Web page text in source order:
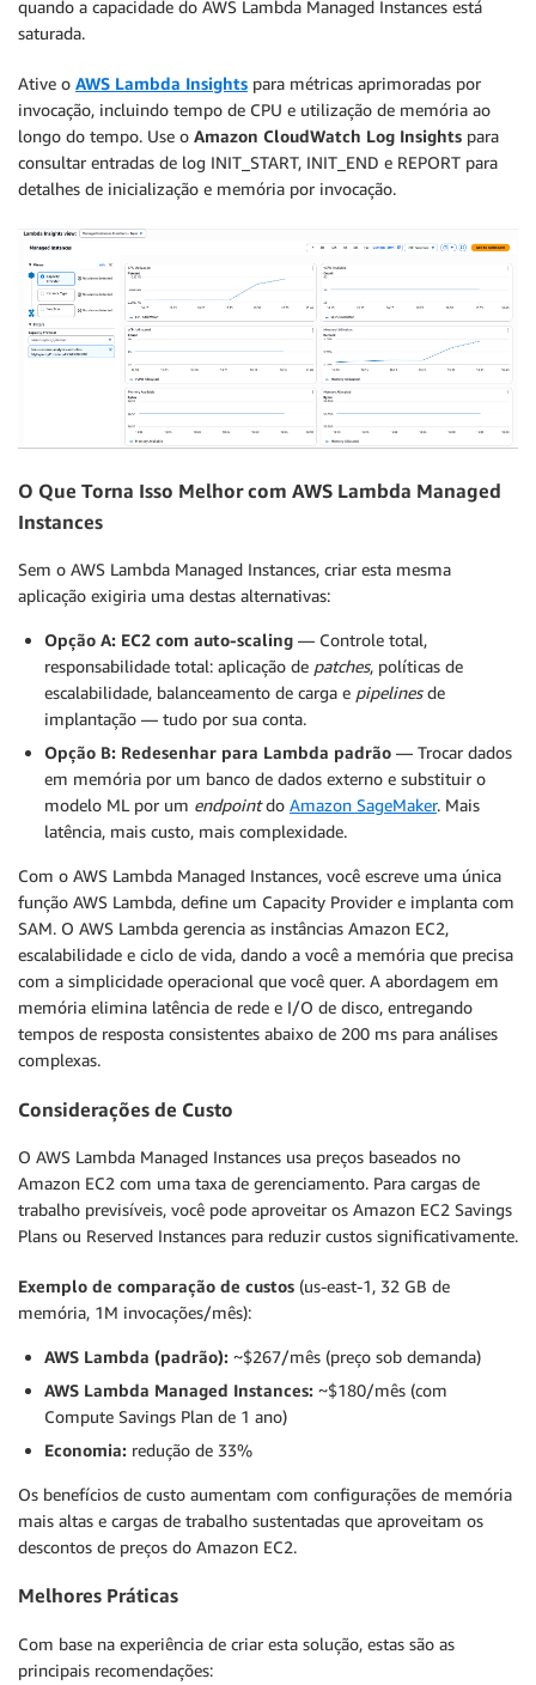
quando a capacidade do AWS Lambda Managed Instances está
saturada.
Ative o AWS Lambda Insights para métricas aprimoradas por
invocação, incluindo tempo de CPU e utilização de memória ao
longo do tempo. Use o Amazon CloudWatch Log Insights para
consultar entradas de log INIT_START, INIT_END e REPORT para
detalhes de inicialização e memória por invocação.
O Que Torna Isso Melhor com AWS Lambda Managed
Instances
Sem o AWS Lambda Managed Instances, criar esta mesma
aplicação exigiria uma destas alternativas:
Opção A: EC2 com auto-scaling — Controle total,
responsabilidade total: aplicação de patches, políticas de
escalabilidade, balanceamento de carga e pipelinesde
implantação — tudo por sua conta.
Opção B: Redesenhar para Lambda padrão — Trocar dados
em memória por um banco de dados externo e substituir o
modelo ML por um endpointdo Amazon SageMaker. Mais
latência, mais custo, mais complexidade.
Com o AWS Lambda Managed Instances, você escreve uma única
função AWS Lambda, define um Capacity Provider e implanta com
SAM. O AWS Lambda gerencia as instâncias Amazon EC2,
escalabilidade e ciclo de vida, dando a você a memória que precisa
com a simplicidade operacional que você quer. A abordagem em
memória elimina latência de rede e I/O de disco, entregando
tempos de resposta consistentes abaixo de 200 ms para análises
complexas.
Considerações de Custo
O AWS Lambda Managed Instances usa preços baseados no
Amazon EC2 com uma taxa de gerenciamento. Para cargas de
trabalho previsíveis, você pode aproveitar os Amazon EC2 Savings
Plans ou Reserved Instances para reduzir custos significativamente.
Exemplo de comparação de custos (us-east-1, 32 GB de
memória, 1M invocações/mês):
AWS Lambda (padrão): ~$267/mês (preço sob demanda)
AWS Lambda Managed Instances: ~$180/mês (com
Compute Savings Plan de 1 ano)
Economia: redução de 33%
Os benefícios de custo aumentam com configurações de memória
mais altas e cargas de trabalho sustentadas que aproveitam os
descontos de preços do Amazon EC2.
Melhores Práticas
Com base na experiência de criar esta solução, estas são as
principais recomendações: